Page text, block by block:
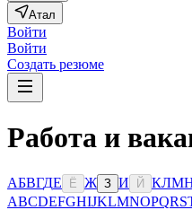
Атал
Войти
Войти
Создать резюме
Работа и
АБВГДЕ Ё Ж З И Й КЛМ
ABCDEFGHIJKLMNOPQRS